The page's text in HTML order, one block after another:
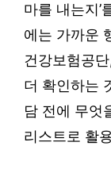
마를 내는지’
에는 가까운
건강보험공
더 확인하는
담 전에 무엇
리스트로 활